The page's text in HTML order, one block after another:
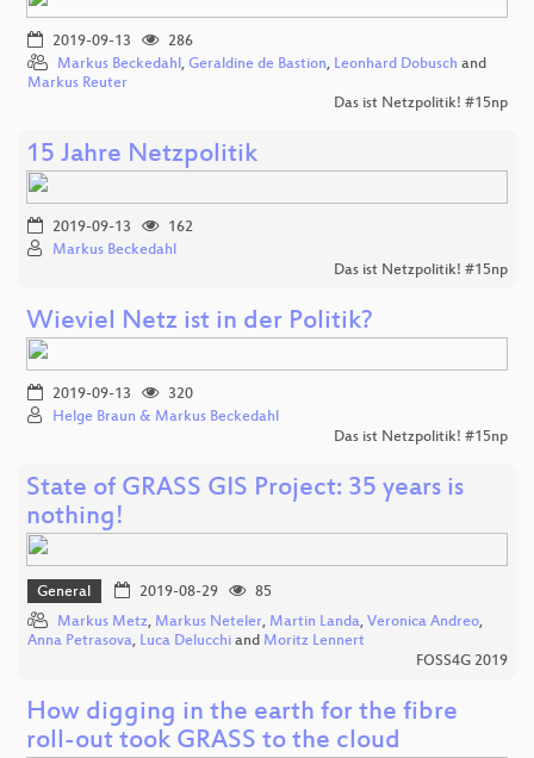
2019-09-13
286
Markus Beckedahl, Geraldine de Bastion, Leonhard Dobusch and
Markus Reuter
Das ist Netzpolitik! #15np
15 Jahre Netzpolitik
2019-09-13
162
Markus Beckedahl
Das ist Netzpolitik! #15np
Wieviel Netz ist in der Politik?
2019-09-13
320
Helge Braun & Markus Beckedahl
Das ist Netzpolitik! #15np
State of GRASS GIS Project: 35 years is
nothing!
General 2019-08-29
85
Markus Metz, Markus Neteler, Martin Landa, Veronica Andreo,
Anna Petrasova, Luca Delucchi and Moritz Lennert
FOSS4G 2019
How digging in the earth for the fibre
roll-out took GRASS to the cloud